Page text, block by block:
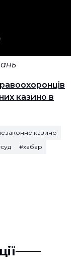
казино в
казино
#хабар